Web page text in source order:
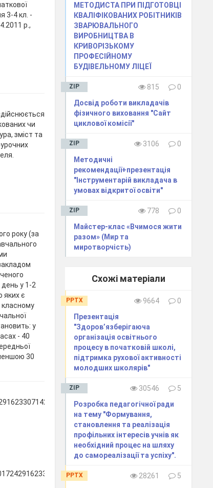
3-4 кл. -
р.,
чи
зміст та
року (за
у 1-2
яких є
класному
у
- 40
30
МЕТОДИСТА ПРИ ПІДГОТОВЦІ
КВАЛІФІКОВАНИХ РОБІТНИКІВ
ЗВАРЮВАЛЬНОГО
ВИРОБНИЦТВА В
КРИВОРІЗЬКОМУ
ПРОФЕСІЙНОМУ
БУДІВЕЛЬНОМУ ЛІЦЕЇ
ZIP 815
0
Досвід роботи викладачів
фізичного виховання "Сайт
циклової комісії"
ZIP 3106
0
Методичні
рекомендації+презентація
"Інструментарій викладача в
умовах відкритої освіти"
ZIP 778
0
Майстер-клас «Вчимося жити
разом» (Мир та
миротворчість)
Схожі матеріали
PPTX 9664
0
Презентація
"Здоров’язберігаюча
організація освітнього
процесу в початковій школі,
підтримка рухової активності
молодших школярів"
ZIP 30546
5
Розробка педагогічної ради
на тему "Формування,
становлення та реалізація
профільних інтересів учнів як
необхідний процес на шляху
до самореалізації та успіху".
PPTX 28261
5